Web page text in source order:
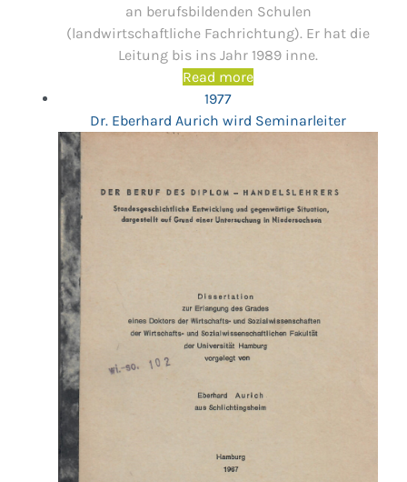
an berufsbildenden Schulen
(landwirtschaftliche Fachrichtung). Er hat die
Leitung bis ins Jahr 1989 inne.
Read more
1977
Dr. Eberhard Aurich wird Seminarleiter